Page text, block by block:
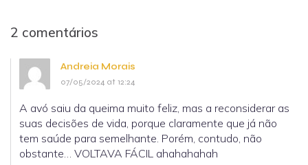
2 comentários
Andreia Morais
07/05/2024 at 12:24
A avó saiu da queima muito feliz, mas a reconsiderar as
suas decisões de vida, porque claramente que já não
tem saúde para semelhante. Porém, contudo, não
obstante… VOLTAVA FÁCIL ahahahahah